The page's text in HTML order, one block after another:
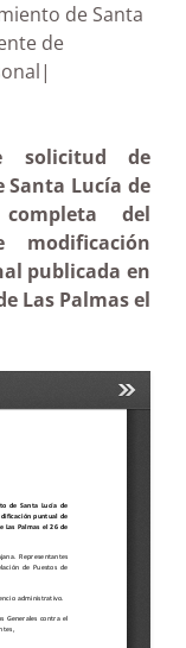
de Santa
de
solicitud de
Lucía de
del
modificación
publicada en
Las Palmas el